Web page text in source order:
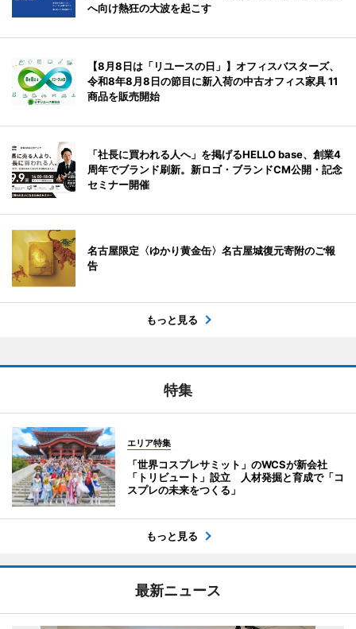
へ向け熱狂の大波を起こす
【8月8日は「リユースの日」】オフィスバスターズ、
令和8年8月8日の節目に新入荷の中古オフィス家具 11
商品を販売開始
「社長に買われる人へ」を掲げるHELLO base、創業4
周年でブランド刷新。新ロゴ・ブランドCM公開・記念
セミナー開催
名古屋限定〈ゆかり黄金缶〉名古屋城復元寄附のご報
告
もっと見る
特集
エリア特集
「世界コスプレサミット」のWCSが新会社
「トリビュート」設立 人材発掘と育成で「コ
スプレの未来をつくる」
もっと見る
最新ニュース